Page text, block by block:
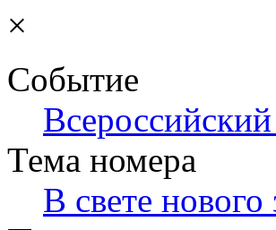
×
Событие
Тема номера
В свете нового